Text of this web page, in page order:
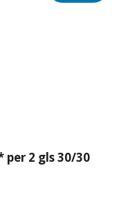
per 2 gls 30/30